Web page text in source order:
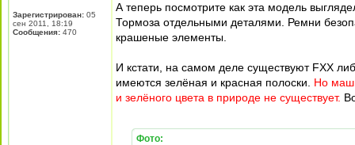
Зарегистрирован: 05
сен 2011, 18:19
Сообщения: 470
А теперь посмотрите как эта модель
Тормоза отдельными деталями. Ремни
крашеные элементы.
И кстати, на самом деле существуют FXX
имеются зелёная и красная полоски. Но
и зелёного цвета в природе не существует.
Фото: